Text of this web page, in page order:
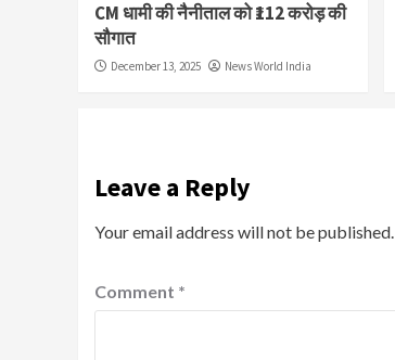
CM धामी की नैनीताल को ₹112 करोड़ की
सौगात
December 13, 2025 News World India
Leave a Reply
Your email address will not be published.
Comment *